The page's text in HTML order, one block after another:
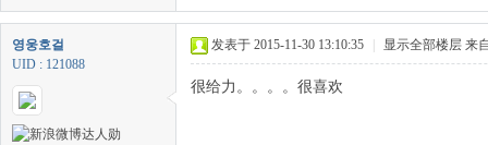
영웅호걸
UID : 121088
发表于 2015-11-30 13:10:35 显示全部楼层 来
很给力。。。。很喜欢